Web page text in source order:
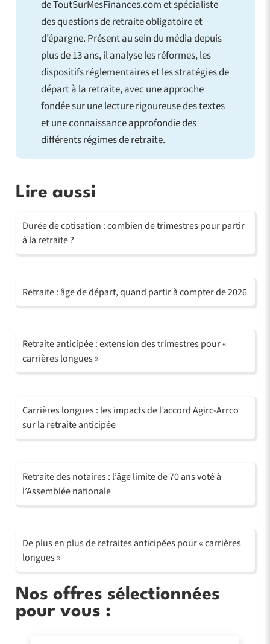
de ToutSurMesFinances.com et spécialiste
des questions de retraite obligatoire et
d’épargne. Présent au sein du média depuis
plus de 13 ans, il analyse les réformes, les
dispositifs réglementaires et les stratégies de
départ à la retraite, avec une approche
fondée sur une lecture rigoureuse des textes
et une connaissance approfondie des
différents régimes de retraite.
Lire aussi
Durée de cotisation : combien de trimestres pour partir
à la retraite ?
Retraite : âge de départ, quand partir à compter de 2026
Retraite anticipée : extension des trimestres pour «
carrières longues »
Carrières longues : les impacts de l’accord Agirc-Arrco
sur la retraite anticipée
Retraite des notaires : l’âge limite de 70 ans voté à
l’Assemblée nationale
De plus en plus de retraites anticipées pour « carrières
longues »
Nos offres sélectionnées
pour vous :